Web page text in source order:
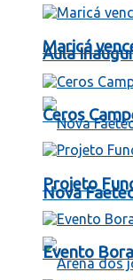
Aula
Nova
Maricá
Ceros
Projeto
Evento